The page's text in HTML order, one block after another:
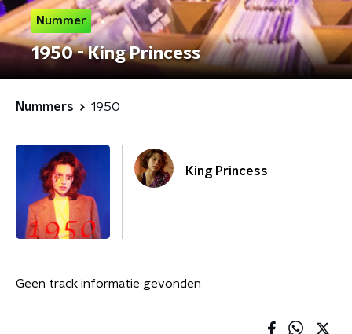
Nummer
1950 - King Princess
Nummers 1950
King Princess
Geen track informatie gevonden